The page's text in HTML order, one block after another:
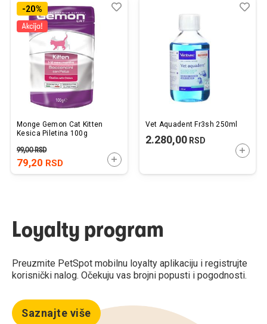
-20%
Monge Gemon Cat Kitten
Kesica Piletina 100g
79,20 RSD
99,00RSD
DODAJTE U KORPU
Dodaj
Uporedi
Vet Aquadent Fr3sh 250ml
2.280,00RSD
Loyalty program
Preuzmite PetSpot mobilnu loyalty aplikaciju i registrujte
korisnički nalog. Očekuju vas brojni popusti i pogodnosti.
Saznajte više